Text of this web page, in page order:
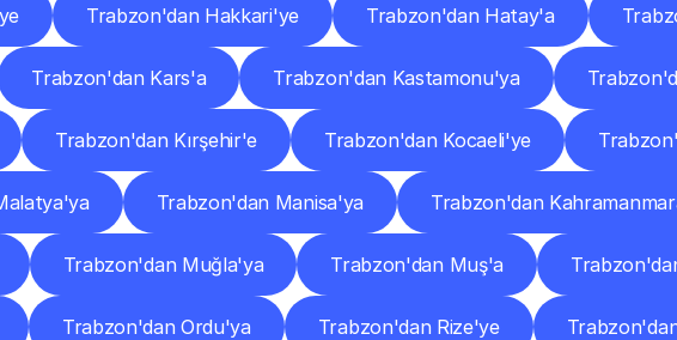
Trabzon'dan Hakkari'ye Trabzon'dan Hatay'a
Trabzon'dan Kars'a Trabzon'dan Kastamonu'ya
Trabzon'dan Kırşehir'e Trabzon'dan Kocaeli'ye
Trabzon'dan Manisa'ya Trabzon'dan
Trabzon'dan Muğla'ya Trabzon'dan Muş'a
Trabzon'dan Ordu'ya Trabzon'dan Rize'ye